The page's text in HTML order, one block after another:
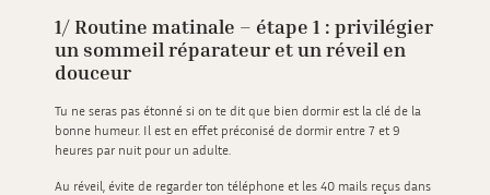
1/ Routine matinale – étape 1 : privilégier
un sommeil réparateur et un réveil en
douceur
Tu ne seras pas étonné si on te dit que bien dormir est la clé de la
bonne humeur. Il est en effet préconisé de dormir entre 7 et 9
heures par nuit pour un adulte.
Au réveil, évite de regarder ton téléphone et les 40 mails reçus dans